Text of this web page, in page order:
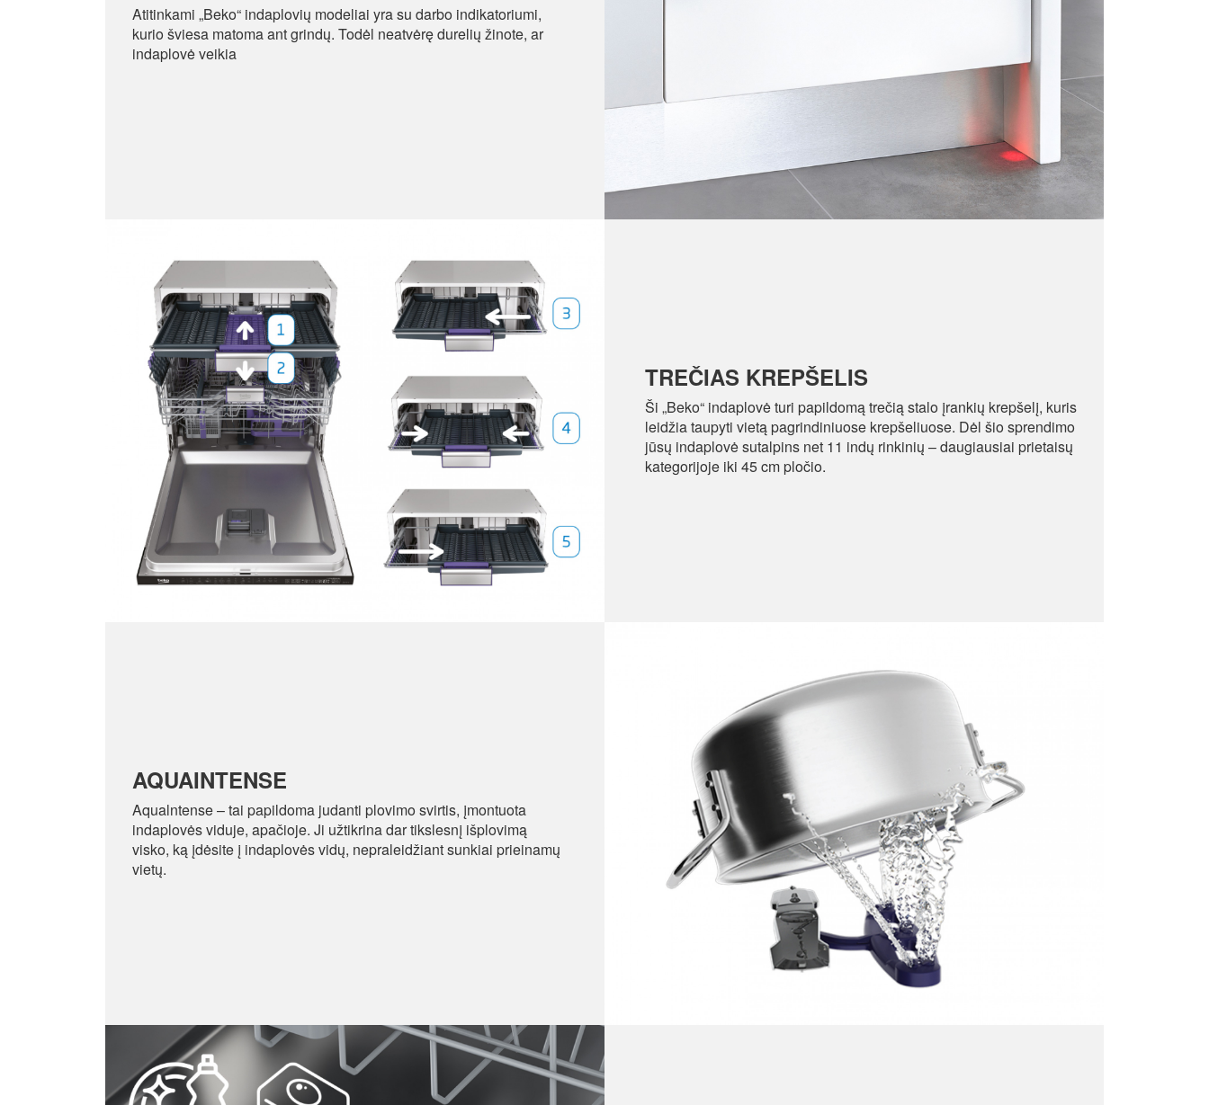
Atitinkami „Beko“ indaplovių modeliai yra su darbo indikatoriumi,
kurio šviesa matoma ant grindų. Todėl neatvėrę durelių žinote, ar
indaplovė veikia
TREČIAS KREPŠELIS
Ši „Beko“ indaplovė turi papildomą trečią stalo įrankių krepšelį, kuris
leidžia taupyti vietą pagrindiniuose krepšeliuose. Dėl šio sprendimo
jūsų indaplovė sutalpins net 11 indų rinkinių – daugiausiai prietaisų
kategorijoje iki 45 cm pločio.
AQUAINTENSE
Aqualntense – tai papildoma judanti plovimo svirtis, įmontuota
indaplovės viduje, apačioje. Ji užtikrina dar tikslesnį išplovimą
visko, ką įdėsite į indaplovės vidų, nepraleidžiant sunkiai prieinamų
vietų.